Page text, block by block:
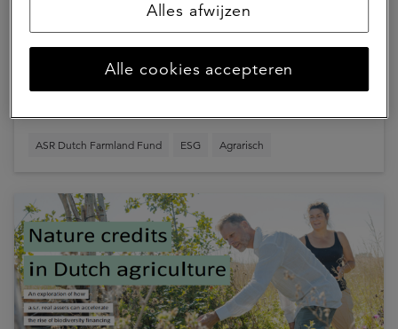
Met het emissiereductietraject wil
MKP Agro nog meer het duurzame
verschil maken
ASR Dutch Farmland Fund ESG Agrarisch
Alles afwijzen
Alle cookies accepteren